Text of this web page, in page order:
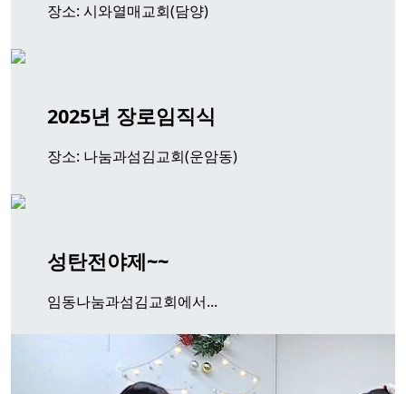
장소: 시와열매교회(담양)
2025년 장로임직식
장소: 나눔과섬김교회(운암동)
성탄전야제~~
임동나눔과섬김교회에서...